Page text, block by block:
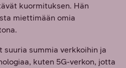
kuormituksen. Hän
miettimään omia
suuria summia verkkoihin ja
kuten 5G-verkon, jotta